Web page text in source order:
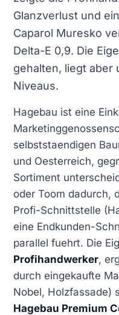
Glanzverlust und
Caparol Muresko
Delta-E 0,9. Die
gehalten, liegt aber
Niveaus.
Hagebau ist eine
selbststaendigen
und Oesterreich,
Sortiment
oder Toom dadurch,
Profi-Schnittstelle
eine Endkunden-
parallel fuehrt. Die
Profihandwerker,
durch eingekaufte
Nobel, Holzfassade)
Hagebau Premium